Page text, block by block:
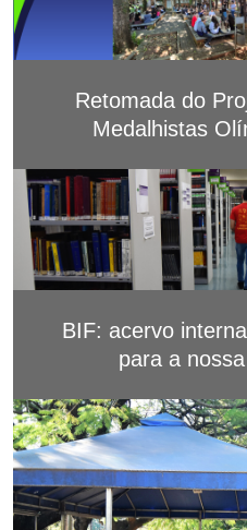
Retomada do
Medalhistas
BIF: acervo
para a